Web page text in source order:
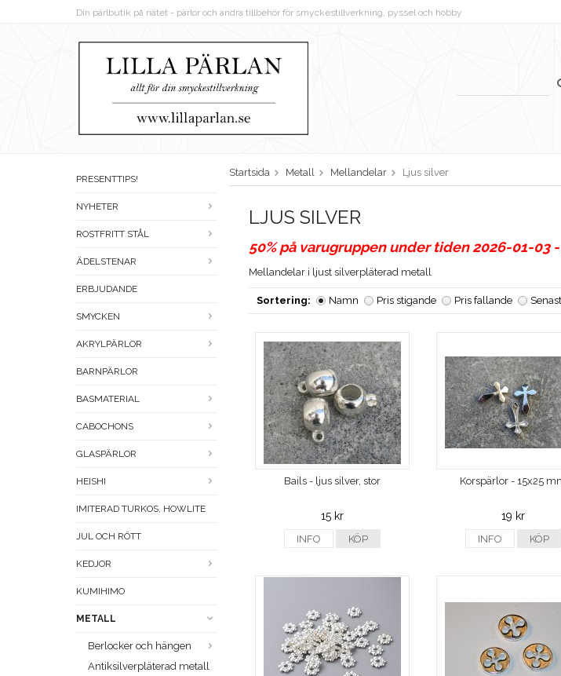
Din pärlbutik på nätet - pärlor och andra tillbehör för smyckestillverkning, pyssel och hobby
PRESENTTIPS!
NYHETER
ROSTFRITT STÅL
ÄDELSTENAR
ERBJUDANDE
SMYCKEN
AKRYLPÄRLOR
BARNPÄRLOR
BASMATERIAL
CABOCHONS
GLASPÄRLOR
HEISHI
IMITERAD TURKOS, HOWLITE
JUL OCH RÖTT
KEDJOR
KUMIHIMO
METALL
Berlocker och hängen
Antiksilverpläterad metall
Startsida Metall Mellandelar Ljus silver
LJUS SILVER
50% på varugruppen under tiden 2026-01-03
Mellandelar i ljust silverpläterad metall
Sortering: Namn Pris stigande Pris fallande
Bails - ljus silver, stor
15 kr
INFO KÖP
Korspärlor - 15x25
19 kr
INFO KÖP